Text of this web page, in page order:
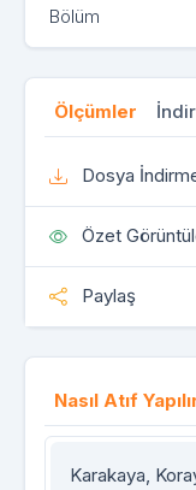
Bölüm
Ölçümler
Dosya
Özet
Paylaş
Nasıl Atıf
Karakaya,